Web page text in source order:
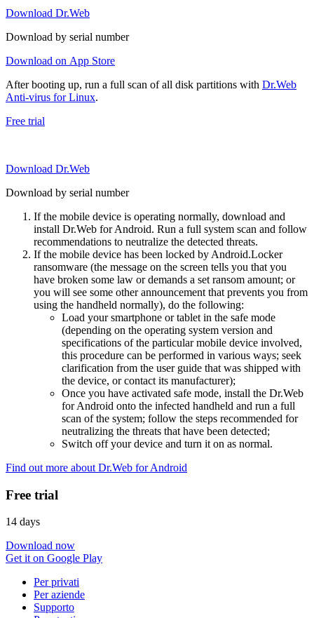
Download Dr.Web
Download by serial number
Download on App Store
After booting up, run a full scan of all disk partitions with Dr.Web
Anti-virus for Linux.
Free trial
Download Dr.Web
Download by serial number
If the mobile device is operating normally, download and
install Dr.Web for Android. Run a full system scan and follow
recommendations to neutralize the detected threats.
If the mobile device has been locked by Android.Locker
ransomware (the message on the screen tells you that you
have broken some law or demands a set ransom amount; or
you will see some other announcement that prevents you from
using the handheld normally), do the following:
Load your smartphone or tablet in the safe mode
(depending on the operating system version and
specifications of the particular mobile device involved,
this procedure can be performed in various ways; seek
clarification from the user guide that was shipped with
the device, or contact its manufacturer);
Once you have activated safe mode, install the Dr.Web
for Android onto the infected handheld and run a full
scan of the system; follow the steps recommended for
neutralizing the threats that have been detected;
Switch off your device and turn it on as normal.
Find out more about Dr.Web for Android
Free trial
14 days
Download now
Get it on Google Play
Per privati
Per aziende
Supporto